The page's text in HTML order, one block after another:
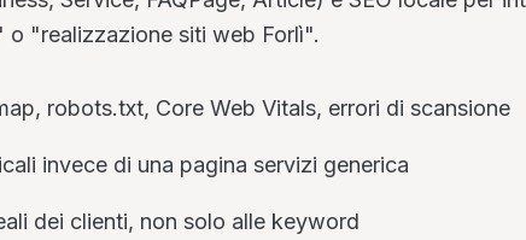
"realizzazione siti web Forlì".
robots.txt, Core Web Vitals, errori di scansione
invece di una pagina servizi generica
dei clienti, non solo alle keyword